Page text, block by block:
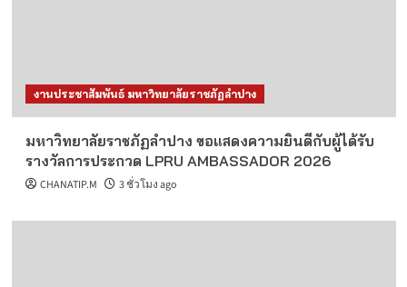
งานประชาสัมพันธ์ มหาวิทยาลัยราชภัฏลำปาง
มหาวิทยาลัยราชภัฏลำปาง ขอแสดงความยินดีกับผู้ได้รับ
รางวัลการประกวด LPRU AMBASSADOR 2026
CHANATIP.M 3 ชั่วโมง ago